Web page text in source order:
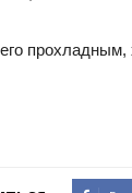
прохладным,